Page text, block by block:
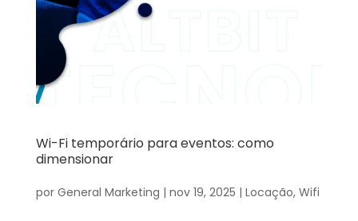
Wi-Fi temporário para eventos: como
dimensionar
por General Marketing | nov 19, 2025 | Locação, Wifi